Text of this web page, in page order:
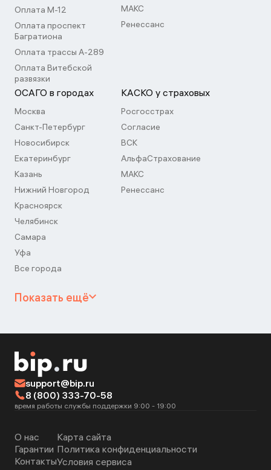
Оплата М-12
Оплата проспект
Багратиона
Оплата трассы А-289
Оплата Витебской
развязки
МАКС
Ренессанс
ОСАГО в городах
Москва
Санкт-Петербург
Новосибирск
Екатеринбург
Казань
Нижний Новгород
Красноярск
Челябинск
Самара
Уфа
Все города
КАСКО у страховых
Росгосстрах
Согласие
ВСК
АльфаСтрахование
МАКС
Ренессанс
Показать ещё
support@bip.ru
8 (800) 333-70-58
время работы службы поддержки 9:00 - 19:00
О нас
Гарантии
Контакты
Карта сайта
Политика конфиденциальности
Условия сервиса